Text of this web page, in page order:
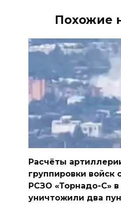
Похожие
Расчёты
группировки войск
РСЗО «Торнадо-С» в
уничтожили два